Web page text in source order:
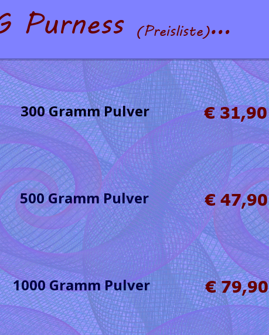
Purness (Preisliste)…
1000 Gramm Pulver
300 Gramm Pulver
500 Gramm Pulver € 47,90
€ 79,90
€ 31,90